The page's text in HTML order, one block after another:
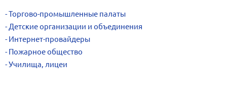
Торгово-промышленные палаты
Детские организации и объединения
Интернет-провайдеры
Пожарное общество
Училища, лицеи